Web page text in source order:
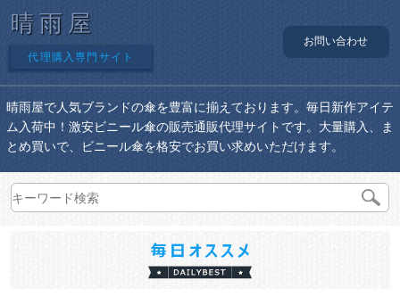
晴雨屋
代理購入専門サイト
お問い合わせ
晴雨屋で人気ブランドの傘を豊富に揃えております。毎日新作アイテ
ム入荷中！激安ビニール傘の販売通販代理サイトです。大量購入、ま
とめ買いで、ビニール傘を格安でお買い求めいただけます。